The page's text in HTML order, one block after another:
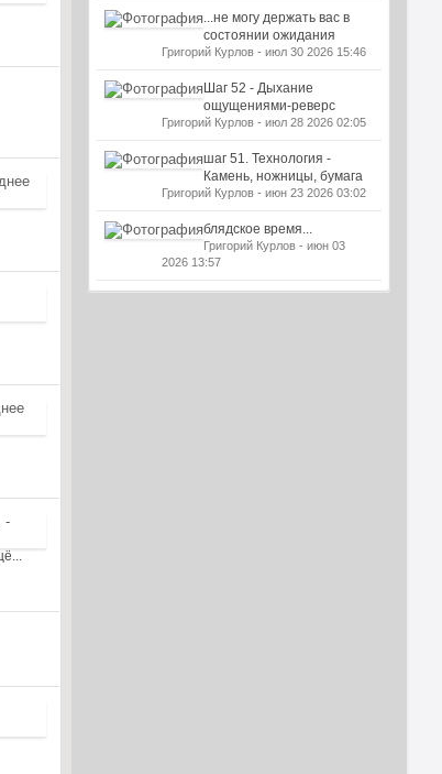
...не могу держать вас в
состоянии ожидания
Григорий Курлов - июл 30 2026 15:46
Шаг 52 - Дыхание
ощущениями-реверс
Григорий Курлов - июл 28 2026 02:05
шаг 51. Технология -
Камень, ножницы, бумага
Григорий Курлов - июн 23 2026 03:02
блядское время...
Григорий Курлов - июн 03
2026 13:57